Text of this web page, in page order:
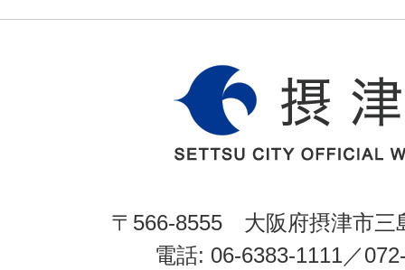
〒566-8555 大阪府摂津市三
電話: 06-6383-1111／